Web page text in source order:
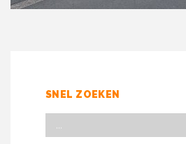
SNEL ZOEKEN